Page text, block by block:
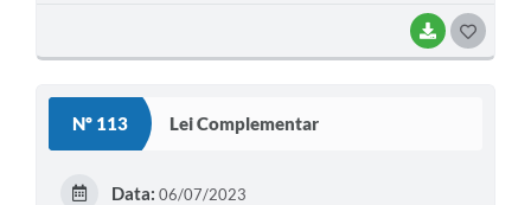
BAIXAR
Nº 113 Lei Complementar
Data: 06/07/2023